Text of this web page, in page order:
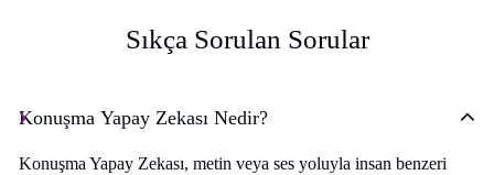
Sıkça Sorulan Sorular
Konuşma Yapay Zekası Nedir?
Konuşma Yapay Zekası, metin veya ses yoluyla insan benzeri